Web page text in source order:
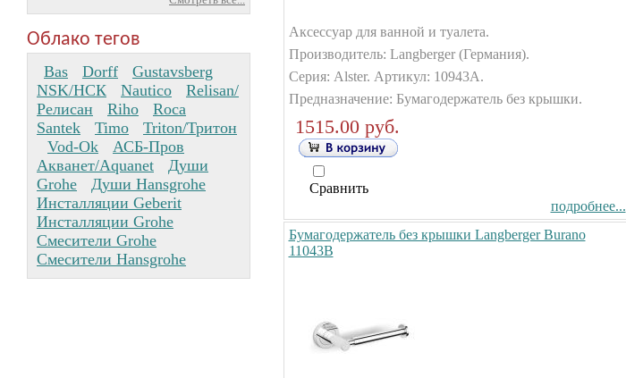
Облако тегов
Bas Dorff
Gustavsberg
NSK/НСК
Nautico
Relisan/
Релисан
Riho
Roca
Santek
Timo
Triton/Тритон
Vod-Ok
АСБ-Пров
Акванет/Aquanet
Души
Grohe
Души Hansgrohe
Инсталляции Geberit
Инсталляции Grohe
Смесители Grohe
Смесители Hansgrohe
Аксессуар для ванной и туалета.
Производитель: Langberger (Германия).
Серия: Alster. Артикул: 10943А.
Предназначение: Бумагодержатель без крышки.
1515.00 руб.
Сравнить
подробнее...
Бумагодержатель без крышки Langberger Burano
11043B